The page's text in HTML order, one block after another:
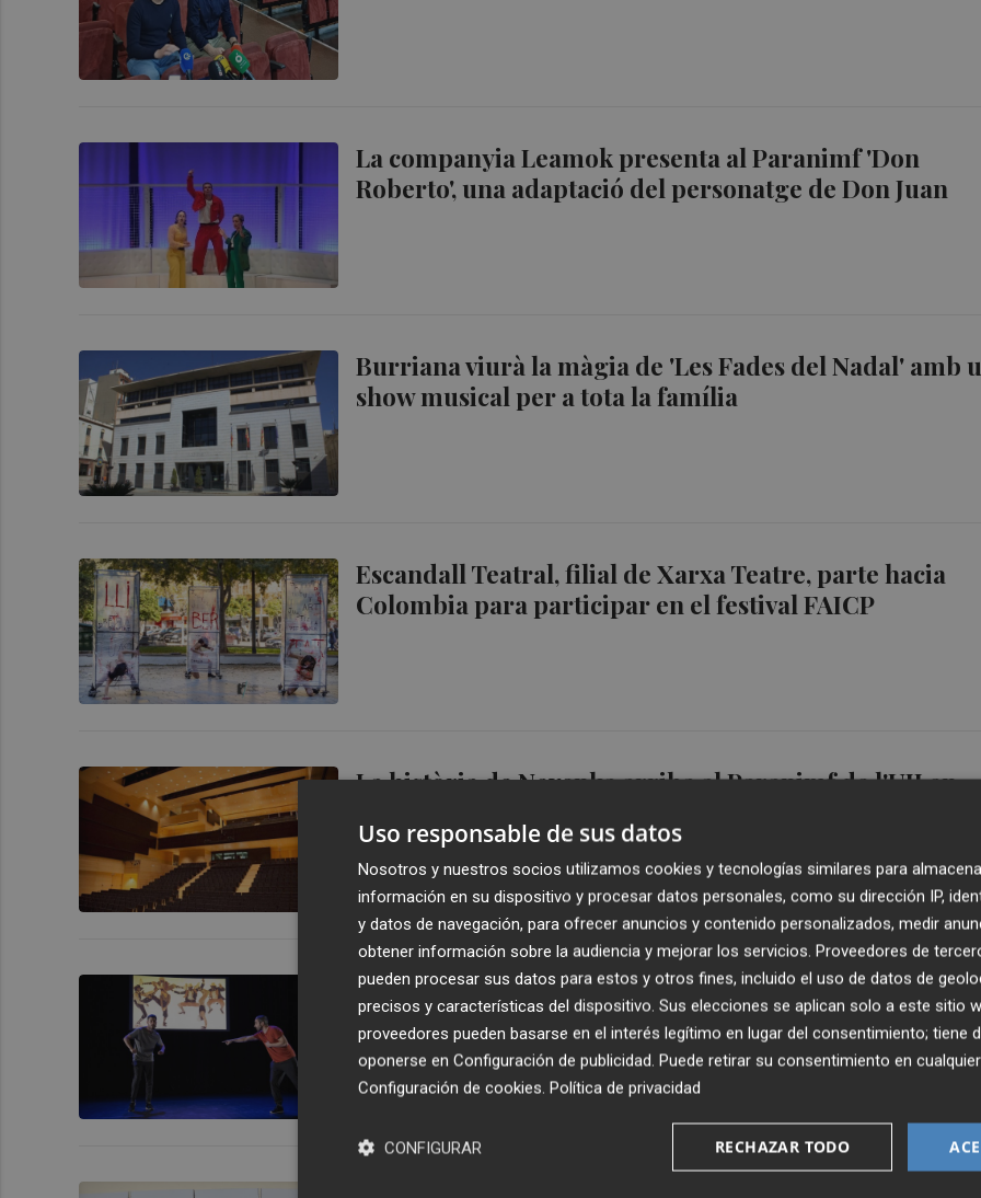
La companyia Leamok presenta al Paranimf 'Don
Roberto', una adaptació del personatge de Don Juan
Burriana viurà la màgia de 'Les Fades del Nadal' amb
show musical per a tota la família
Escandall Teatral, filial de Xarxa Teatre, parte hacia
Colombia para participar en el festival FAICP
La història de Nevenka arriba al Paranimf de l'UJI en
Transmissions, un espectacle que explora les danses
urbanes a través de la música i el moviment
Uso responsable de sus datos
Nosotros y nuestros socios utilizamos cookies y tecnologías similares para
información en su dispositivo y procesar datos personales, como su dirección IP,
y datos de navegación, para ofrecer anuncios y contenido personalizados, medir
obtener información sobre la audiencia y mejorar los servicios. Proveedores de
pueden procesar sus datos para estos y otros fines, incluido el uso de datos de
precisos y características del dispositivo. Sus elecciones se aplican solo a este sitio
proveedores pueden basarse en el interés legítimo en lugar del consentimiento; tiene
oponerse en Configuración de publicidad. Puede retirar su consentimiento en
Configuración de cookies. Política de privacidad
RECHAZAR TODO
CONFIGURAR